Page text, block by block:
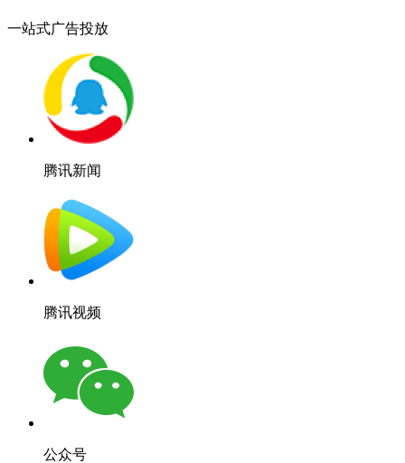
一站式广告投放
腾讯新闻
腾讯视频
公众号